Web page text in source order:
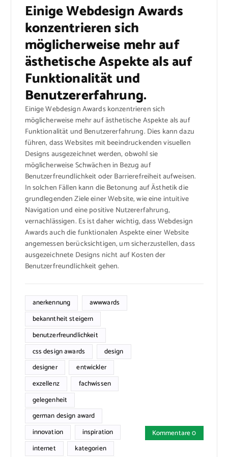
Einige Webdesign Awards
konzentrieren sich
möglicherweise mehr auf
ästhetische Aspekte als auf
Funktionalität und
Benutzererfahrung.
Einige Webdesign Awards konzentrieren sich
möglicherweise mehr auf ästhetische Aspekte als auf
Funktionalität und Benutzererfahrung. Dies kann dazu
führen, dass Websites mit beeindruckenden visuellen
Designs ausgezeichnet werden, obwohl sie
möglicherweise Schwächen in Bezug auf
Benutzerfreundlichkeit oder Barrierefreiheit aufweisen.
In solchen Fällen kann die Betonung auf Ästhetik die
grundlegenden Ziele einer Website, wie eine intuitive
Navigation und eine positive Nutzererfahrung,
vernachlässigen. Es ist daher wichtig, dass Webdesign
Awards auch die funktionalen Aspekte einer Website
angemessen berücksichtigen, um sicherzustellen, dass
ausgezeichnete Designs nicht auf Kosten der
Benutzerfreundlichkeit gehen.
anerkennung
awwwards
bekanntheit steigern
benutzerfreundlichkeit
css design awards
design
designer
entwickler
exzellenz
fachwissen
gelegenheit
german design award
innovation
inspiration
internet
kategorien
Kommentare 0